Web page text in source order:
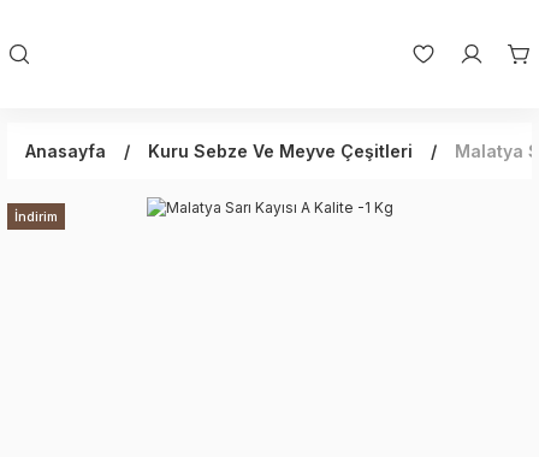
Anasayfa Kuru Sebze Ve Meyve Çeşitleri Malatya
İndirim